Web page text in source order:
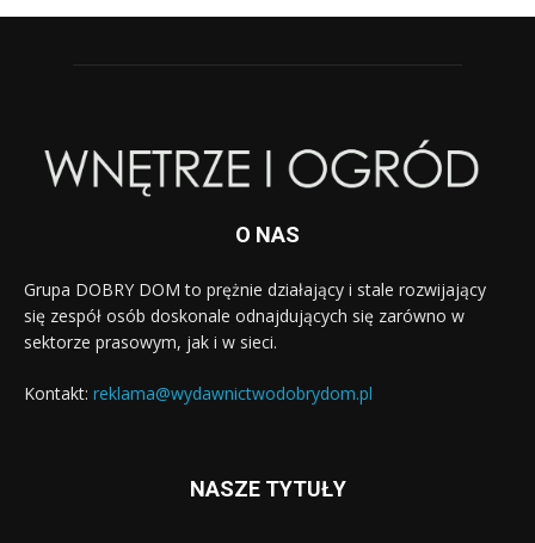
O NAS
Grupa DOBRY DOM to prężnie działający i stale rozwijający
się zespół osób doskonale odnajdujących się zarówno w
sektorze prasowym, jak i w sieci.
Kontakt: reklama@wydawnictwodobrydom.pl
NASZE TYTUŁY